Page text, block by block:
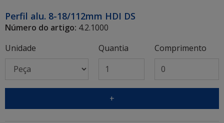
Perfil alu. 8-18/112mm HDI DS
Número do artigo: 4.2.1000
Unidade
Quantia Comprimento
+